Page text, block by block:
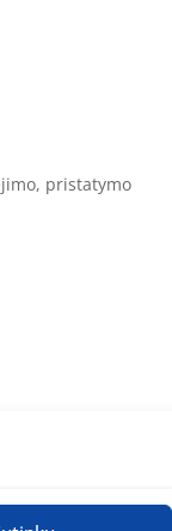
pristatymo